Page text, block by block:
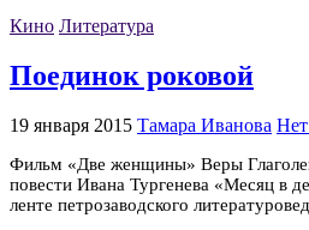
Кино Литература
Поединок роковой
19 января 2015 Тамара Иванова
Фильм «Две женщины» Веры
повести Ивана Тургенева «Месяц в
ленте петрозаводского